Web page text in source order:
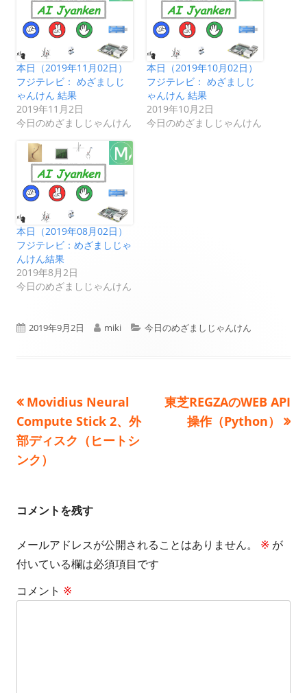
本日（2019年11月02日）
フジテレビ： めざましじ
ゃんけん 結果
2019年11月2日
今日のめざましじゃんけん
本日（2019年10月02日）
フジテレビ： めざましじ
ゃんけん 結果
2019年10月2日
今日のめざましじゃんけん
本日（2019年08月02日）
フジテレビ：めざましじゃ
んけん結果
2019年8月2日
今日のめざましじゃんけん
公
2019年9月2日
作
miki
カ
今日のめざましじゃんけん
投
稿
ナ
ー
シ
前
の
記
事:
Movidius Neural
Compute Stick 2、外
部ディスク（ヒートシ
ンク）
次
東芝REGZAのWEB API
操作（Python）
コメントを残す
メールアドレスが公開されることはありません。 ※ が
付いている欄は必須項目です
コメント ※